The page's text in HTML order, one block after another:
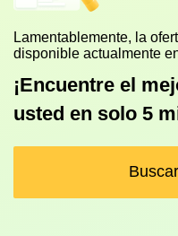
Lamentablemente, la
disponible actualmente
¡Encuentre el
usted en solo 5